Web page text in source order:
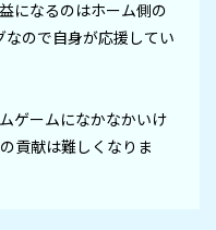
になるのはホーム側の
なので自身が応援してい
ゲームになかなかいけ
貢献は難しくなりま